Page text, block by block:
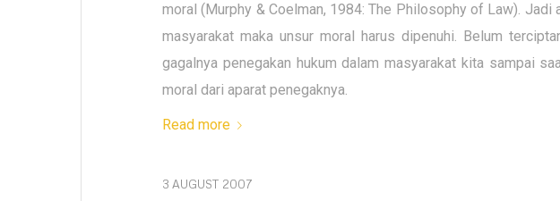
moral (Murphy & Coelman, 1984: The Philosophy of Law). Jadi
masyarakat maka unsur moral harus dipenuhi. Belum
gagalnya penegakan hukum dalam masyarakat kita sampai
moral dari aparat penegaknya.
Read more
3 AUGUST 2007